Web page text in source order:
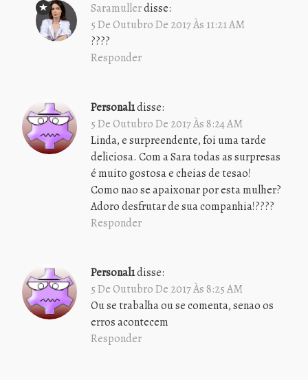
Saramullerdisse:
5 De Outubro De 2017 Às 11:21 AM
????
Responder
Personal1disse:
5 De Outubro De 2017 Às 8:24 AM
Linda, e surpreendente, foi uma tarde
deliciosa. Com a Sara todas as surpresas
é muito gostosa e cheias de tesao!
Como nao se apaixonar por esta mulher?
Adoro desfrutar de sua companhia!????
Responder
Personal1disse:
5 De Outubro De 2017 Às 8:25 AM
Ou se trabalha ou se comenta, senao os
erros acontecem
Responder